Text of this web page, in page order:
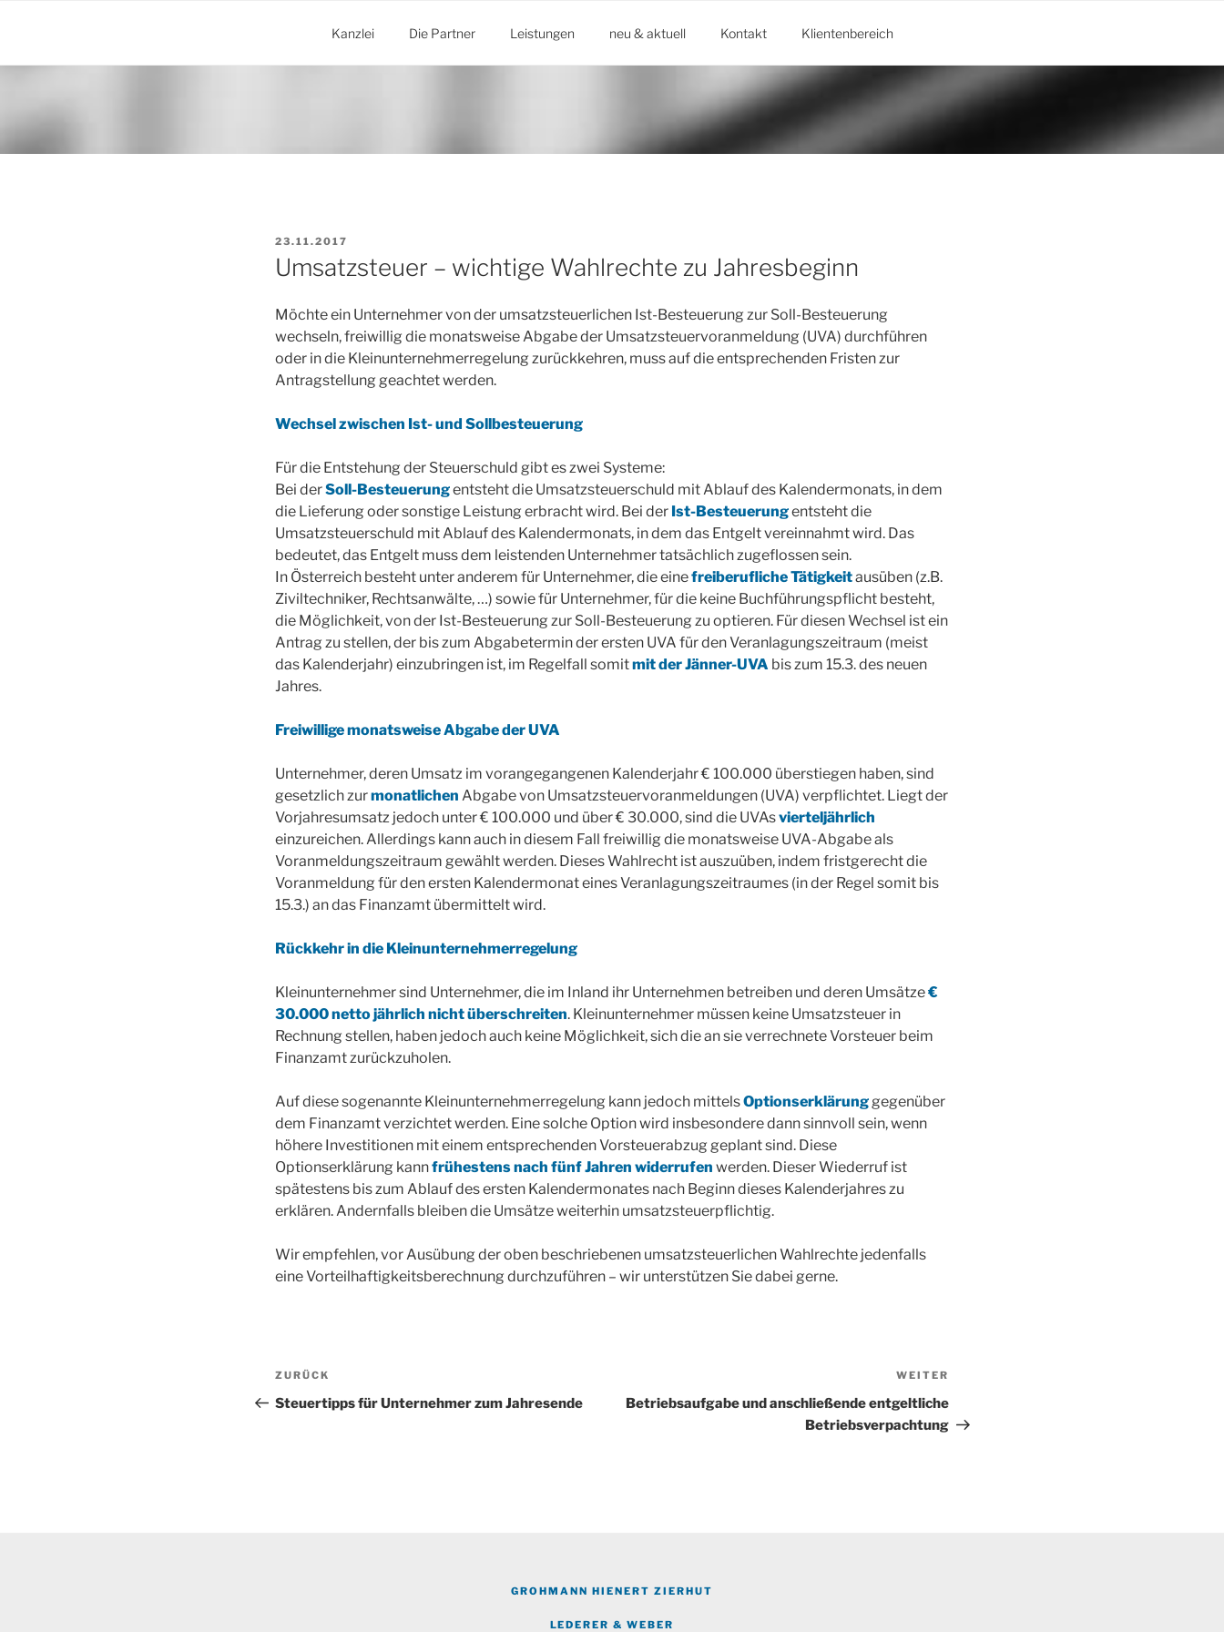
Kanzlei Die Partner Leistungen neu & aktuell Kontakt Klientenbereich
VERÖFFENTLICHT
AM
23.11.2017
Umsatzsteuer – wichtige Wahlrechte zu Jahresbeginn
Möchte ein Unternehmer von der umsatzsteuerlichen Ist-Besteuerung zur Soll-Besteuerung
wechseln, freiwillig die monatsweise Abgabe der Umsatzsteuervoranmeldung (UVA) durchführen
oder in die Kleinunternehmerregelung zurückkehren, muss auf die entsprechenden Fristen zur
Antragstellung geachtet werden.
Wechsel zwischen Ist- und Sollbesteuerung
Für die Entstehung der Steuerschuld gibt es zwei Systeme:
Bei derSoll-Besteuerungentsteht die Umsatzsteuerschuld mit Ablauf des Kalendermonats, in dem
die Lieferung oder sonstige Leistung erbracht wird. Bei der Ist-Besteuerungentsteht die
Umsatzsteuerschuld mit Ablauf des Kalendermonats, in dem das Entgelt vereinnahmt wird. Das
bedeutet, das Entgelt muss dem leistenden Unternehmer tatsächlich zugeflossen sein.
In Österreich besteht unter anderem für Unternehmer, die einefreiberufliche Tätigkeitausüben (z.B.
Ziviltechniker, Rechtsanwälte, …) sowie für Unternehmer, für die keine Buchführungspflicht besteht,
die Möglichkeit, von der Ist-Besteuerung zur Soll-Besteuerung zu optieren. Für diesen Wechsel ist ein
Antrag zu stellen, der bis zum Abgabetermin der ersten UVA für den Veranlagungszeitraum (meist
das Kalenderjahr) einzubringen ist, im Regelfall somitmit der Jänner-UVA bis zum 15.3. des neuen
Jahres.
Freiwillige monatsweise Abgabe der UVA
Unternehmer, deren Umsatz im vorangegangenen Kalenderjahr € 100.000 überstiegen haben, sind
gesetzlich zurmonatlichen Abgabe von Umsatzsteuervoranmeldungen (UVA) verpflichtet. Liegt der
Vorjahresumsatz jedoch unter € 100.000 und über € 30.000, sind die UVAsvierteljährlich
einzureichen. Allerdings kann auch in diesem Fall freiwillig die monatsweise UVA-Abgabe als
Voranmeldungszeitraum gewählt werden. Dieses Wahlrecht ist auszuüben, indem fristgerecht die
Voranmeldung für den ersten Kalendermonat eines Veranlagungszeitraumes (in der Regel somit bis
15.3.) an das Finanzamt übermittelt wird.
Rückkehr in die Kleinunternehmerregelung
Kleinunternehmer sind Unternehmer, die im Inland ihr Unternehmen betreiben und deren Umsätze€
30.000 netto jährlich nicht überschreiten. Kleinunternehmer müssen keine Umsatzsteuer in
Rechnung stellen, haben jedoch auch keine Möglichkeit, sich die an sie verrechnete Vorsteuer beim
Finanzamt zurückzuholen.
Auf diese sogenannte Kleinunternehmerregelung kann jedoch mittelsOptionserklärunggegenüber
dem Finanzamt verzichtet werden. Eine solche Option wird insbesondere dann sinnvoll sein, wenn
höhere Investitionen mit einem entsprechenden Vorsteuerabzug geplant sind. Diese
Optionserklärung kannfrühestens nach fünf Jahren widerrufen werden. Dieser Wiederruf ist
spätestens bis zum Ablauf des ersten Kalendermonates nach Beginn dieses Kalenderjahres zu
erklären. Andernfalls bleiben die Umsätze weiterhin umsatzsteuerpflichtig.
Wir empfehlen, vor Ausübung der oben beschriebenen umsatzsteuerlichen Wahlrechte jedenfalls
eine Vorteilhaftigkeitsberechnung durchzuführen – wir unterstützen Sie dabei gerne.
Beitragsnavigation
Vorheriger
Beitrag
ZURÜCK
Steuertipps für Unternehmer zum Jahresende
Beitrag
WEITER
Betriebsaufgabe und anschließende entgeltliche
Betriebsverpachtung
GROHMANN HIENERT ZIERHUT
LEDERER & WEBER